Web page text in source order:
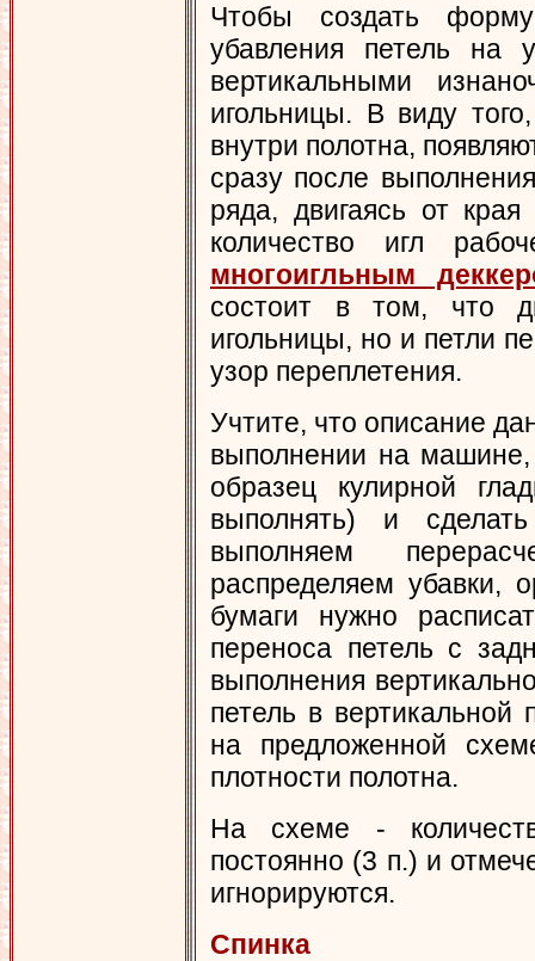
Чтобы создать
убавления петель на
вертикальными
игольницы. В виду
внутри полотна,
сразу после
ряда, двигаясь от
количество игл
многоигльным
состоит в том, что
игольницы, но и петли
узор переплетения.
Учтите, что описание
выполнении на машине,
образец кулирной
выполнять) и
выполняем
распределяем убавки,
бумаги нужно
переноса петель с
выполнения
петель в
на предложенной
плотности полотна.
На схеме -
постоянно (3 п.) и
игнорируются.
Спинка